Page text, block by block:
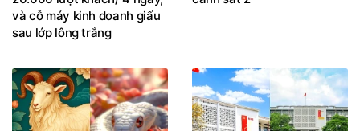
và cỗ máy kinh doanh giấu
sau lớp lông trắng